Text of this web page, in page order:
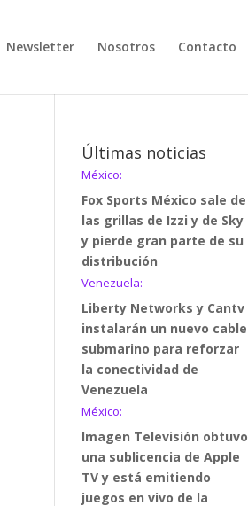
Newsletter Nosotros Contacto
Últimas noticias
México:
Fox Sports México sale de
las grillas de Izzi y de Sky
y pierde gran parte de su
distribución
Venezuela:
Liberty Networks y Cantv
instalarán un nuevo cable
submarino para reforzar
la conectividad de
Venezuela
México:
Imagen Televisión obtuvo
una sublicencia de Apple
TV y está emitiendo
juegos en vivo de la